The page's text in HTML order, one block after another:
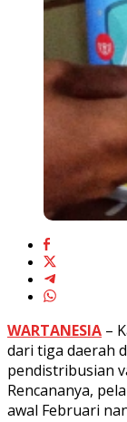
WARTANESIA –
dari tiga daerah
pendistribusian
Rencananya,
awal Februari